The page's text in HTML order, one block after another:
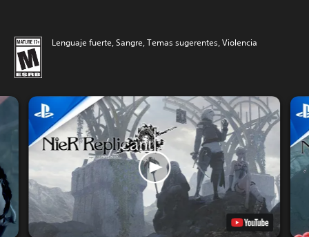
Lenguaje fuerte, Sangre, Temas sugerentes, Violencia